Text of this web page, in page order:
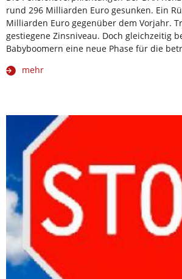
rund 296 Milliarden Euro gesunken. Ein
Milliarden Euro gegenüber dem Vorjahr.
gestiegene Zinsniveau. Doch gleichzeitig
Babyboomern eine neue Phase für die
mehr